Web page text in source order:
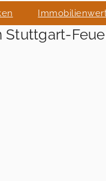
Stuttgart-